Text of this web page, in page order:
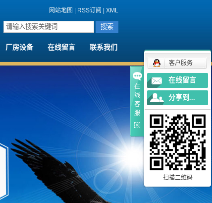
网站地图 RSS订阅 XML
厂房设备 在线留言 联系我们
在
线
客
服
客户服务
在线留言
分享到...
扫描二维码